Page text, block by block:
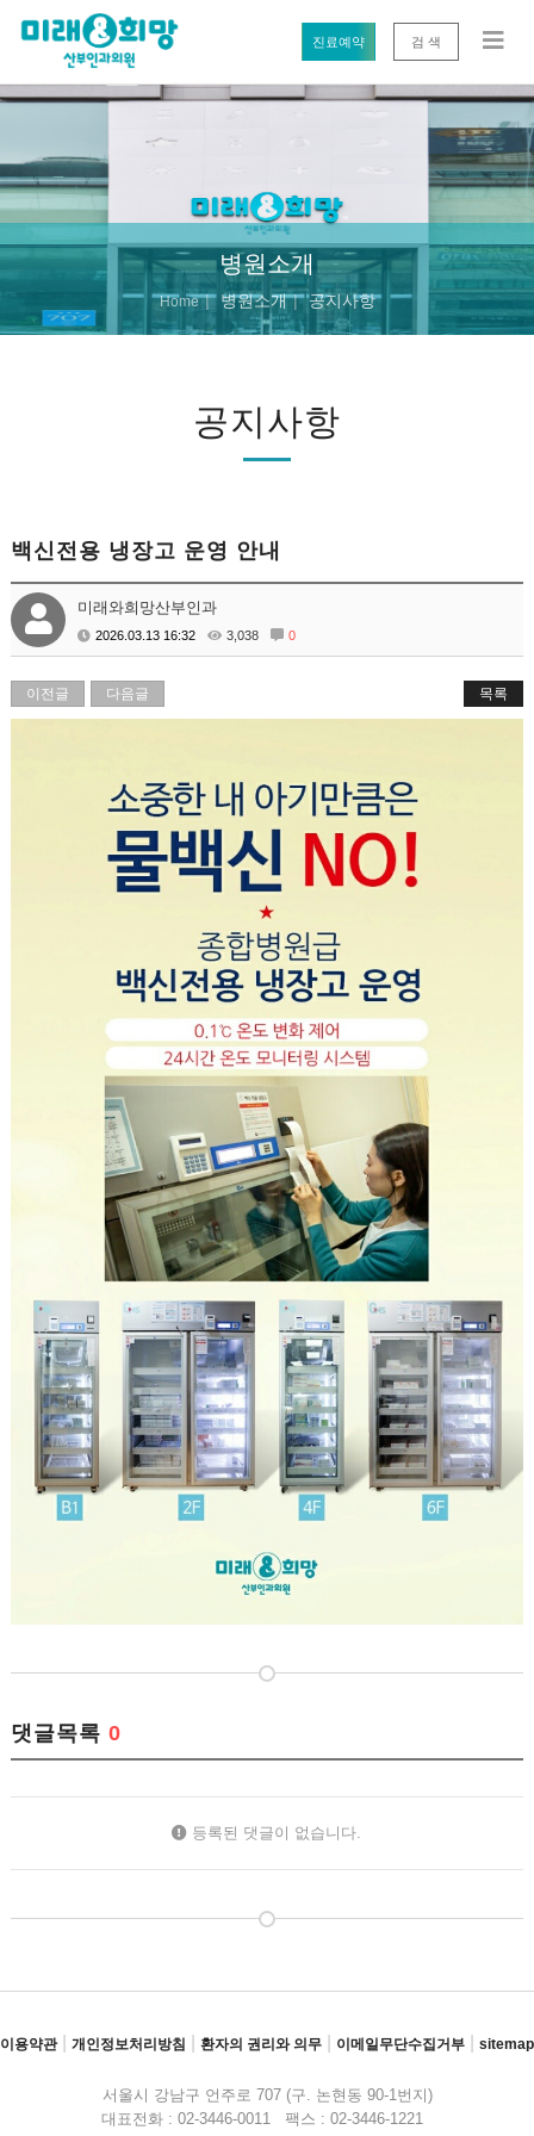
진료예약 검 색
병원소개
Home 병원소개 공지사항
공지사항
백신전용 냉장고 운영 안내
미래와희망산부인과
2026.03.13 16:32 3,038 0
이전글 다음글 목록
댓글목록0
등록된 댓글이 없습니다.
이용약관 개인정보처리방침 환자의 권리와 의무 이메일무단수집거부 sitemap
서울시 강남구 언주로 707 (구. 논현동 90-1번지)
대표전화 : 02-3446-0011 팩스 : 02-3446-1221